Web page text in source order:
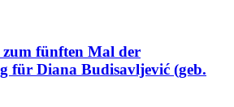
fünften Mal der
für Diana Budisavljević (geb.